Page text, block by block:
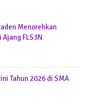
Menorehkan
FLS3N
Tahun 2026 di SMA